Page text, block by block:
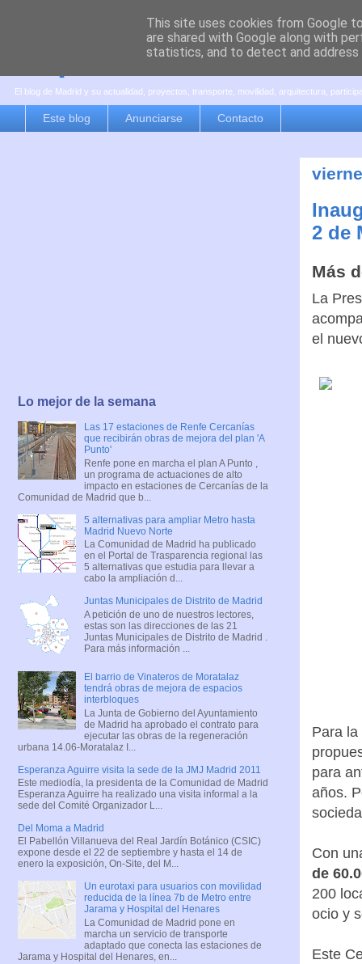
es por madrid
El blog de Madrid y su actualidad, proyectos, transporte, movilidad, arquitectura,
Este blog Anunciarse Contacto
2 de
Más
La
el
Para
para
años.
Con
de
200
ocio y
Este
Lo mejor de la semana
Las 17 estaciones de Renfe Cercanías
que recibirán obras de mejora del plan 'A
Punto'
Renfe pone en marcha el plan A Punto ,
un programa de actuaciones de alto
impacto en estaciones de Cercanías de la
Comunidad de Madrid que b...
5 alternativas para ampliar Metro hasta
Madrid Nuevo Norte
La Comunidad de Madrid ha publicado
en el Portal de Trasparencia regional las
5 alternativas que estudia para llevar a
cabo la ampliación d...
Juntas Municipales de Distrito de Madrid
A petición de uno de nuestros lectores,
estas son las direcciones de las 21
Juntas Municipales de Distrito de Madrid .
Para más información ...
El barrio de Vinateros de Moratalaz
tendrá obras de mejora de espacios
interbloques
La Junta de Gobierno del Ayuntamiento
de Madrid ha aprobado el contrato para
ejecutar las obras de la regeneración
urbana 14.06-Moratalaz I...
Esperanza Aguirre visita la sede de la JMJ Madrid 2011
Este mediodía, la presidenta de la Comunidad de Madrid
Esperanza Aguirre ha realizado una visita informal a la
sede del Comité Organizador L...
Del Moma a Madrid
El Pabellón Villanueva del Real Jardín Botánico (CSIC)
expone desde el 22 de septiembre y hasta el 14 de
enero la exposición, On-Site, del M...
Un eurotaxi para usuarios con movilidad
reducida de la línea 7b de Metro entre
Jarama y Hospital del Henares
La Comunidad de Madrid pone en
marcha un servicio de transporte
adaptado que conecta las estaciones de
Jarama y Hospital del Henares, en...
This site uses cookies from Google
are shared with Google along with
statistics, and to detect and address